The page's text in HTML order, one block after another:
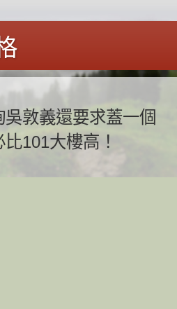
敦義還要求蓋一個
101大樓高！